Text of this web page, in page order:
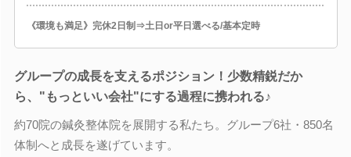
《環境も満足》完休2日制⇒土日or平日選べる/基本定時
グループの成長を支えるポジション！少数精鋭だか
ら、"もっといい会社"にする過程に携われる♪
約70院の鍼灸整体院を展開する私たち。グループ6社・850名
体制へと成長を遂げています。